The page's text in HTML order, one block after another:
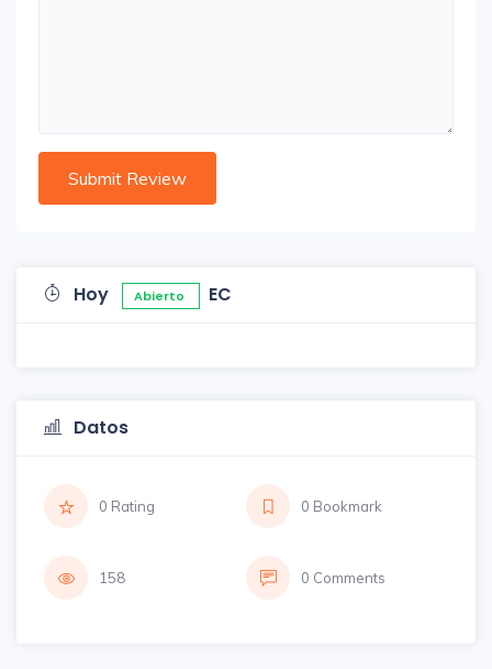
Hoy Abierto EC
Datos
0 Rating 0 Bookmark
158 0 Comments